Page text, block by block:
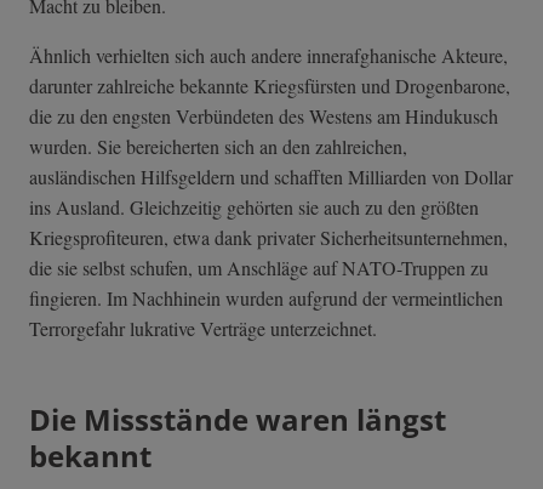
Macht zu bleiben.
Ähnlich verhielten sich auch andere innerafghanische Akteure,
darunter zahlreiche bekannte Kriegsfürsten und Drogenbarone,
die zu den engsten Verbündeten des Westens am Hindukusch
wurden. Sie bereicherten sich an den zahlreichen,
ausländischen Hilfsgeldern und schafften Milliarden von Dollar
ins Ausland. Gleichzeitig gehörten sie auch zu den größten
Kriegsprofiteuren, etwa dank privater Sicherheitsunternehmen,
die sie selbst schufen, um Anschläge auf NATO-Truppen zu
fingieren. Im Nachhinein wurden aufgrund der vermeintlichen
Terrorgefahr lukrative Verträge unterzeichnet.
Die Missstände waren längst
bekannt